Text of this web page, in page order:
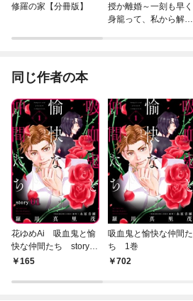
修羅の家【分冊版】
授か離婚～一刻も早く
身籠って、私から解放
同じ作者の本
花ゆめAi 吸血鬼と愉
快な仲間たち story0
1 165
吸血鬼と愉快な仲間た
ち 1巻
702